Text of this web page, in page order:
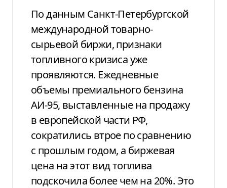
По данным Санкт-Петербургской
международной товарно-
сырьевой биржи, признаки
топливного кризиса уже
проявляются. Ежедневные
объемы премиального бензина
АИ-95, выставленные на продажу
в европейской части РФ,
сократились втрое по сравнению
с прошлым годом, а биржевая
цена на этот вид топлива
подскочила более чем на 20%. Это